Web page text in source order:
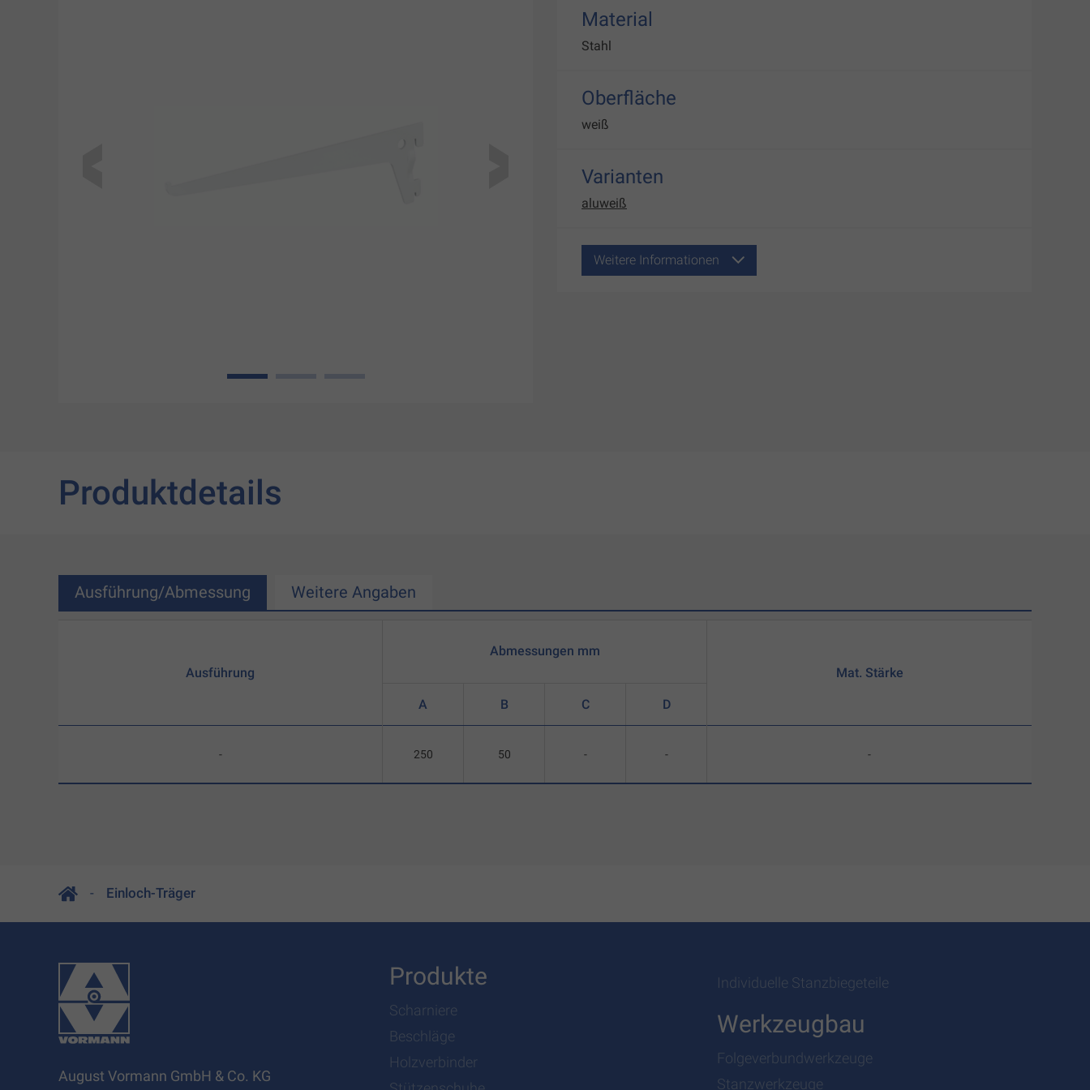
1
Material
Stahl
Oberfläche
weiß
Varianten
aluweiß
Weitere Informationen
Produktdetails
Ausführung/Abmessung Weitere Angaben
Ausführung
-
Abmessungen mm
A B C D
250 50 - -
Mat. Stärke
-
Einloch-Träger
August Vormann GmbH & Co. KG
Produkte
Scharniere
Beschläge
Holzverbinder
Individuelle Stanzbiegeteile
Werkzeugbau
Folgeverbundwerkzeuge
Stanzwerkzeuge